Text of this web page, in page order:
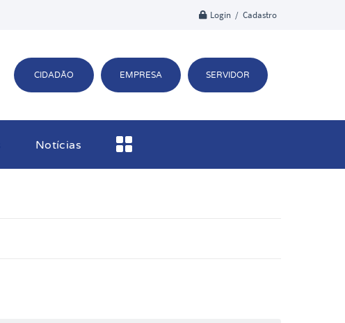
Login / Cadastro
CIDADÃO EMPRESA SERVIDOR
Notícias